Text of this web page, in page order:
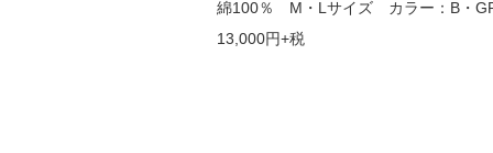
綿100％ M・Lサイズ カラー：B・
13,000円+税